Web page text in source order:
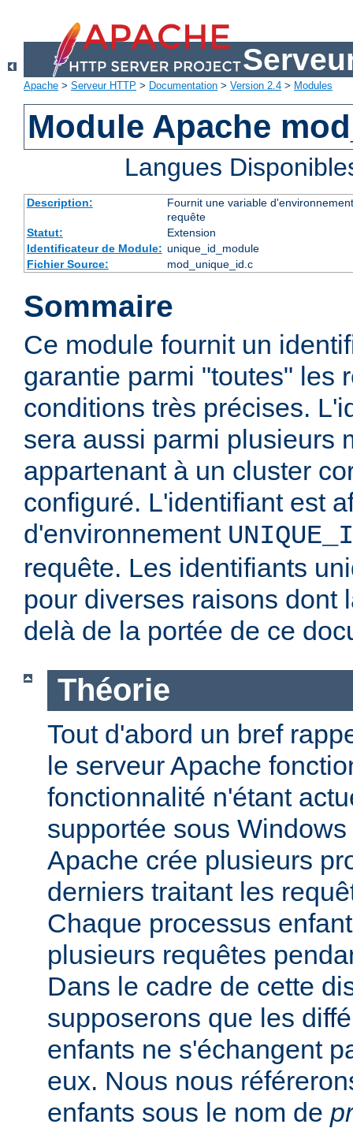
Apache > Serveur HTTP > Documentation > Version 2.4 > Modules
Module Apache
Langues
Description:
Fournit une variable
requête
Statut:
Extension
Identificateur de Module: unique_id_module
Fichier Source:
mod_unique_id.c
Sommaire
Ce module fournit un
garantie parmi "toutes" les
conditions très précises.
sera aussi parmi plusieurs
appartenant à un cluster
configuré. L'identifiant est
d'environnement
requête. Les identifiants
pour diverses raisons dont
delà de la portée de ce
Théorie
Tout d'abord un bref
le serveur Apache
fonctionnalité n'étant
supportée sous
Apache crée plusieurs
derniers traitant les
Chaque processus
plusieurs requêtes
Dans le cadre de cette
supposerons que les
enfants ne s'échangent
eux. Nous nous
enfants sous le nom de